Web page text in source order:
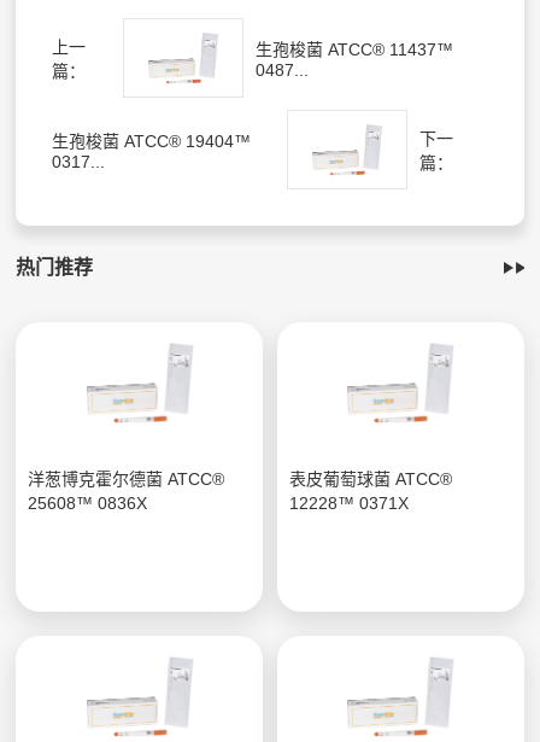
上一
篇：
生孢梭菌 ATCC® 11437™
0487...
生孢梭菌 ATCC® 19404™
0317...
下一
篇：
热门推荐
洋葱博克霍尔德菌 ATCC®
25608™ 0836X
表皮葡萄球菌 ATCC®
12228™ 0371X